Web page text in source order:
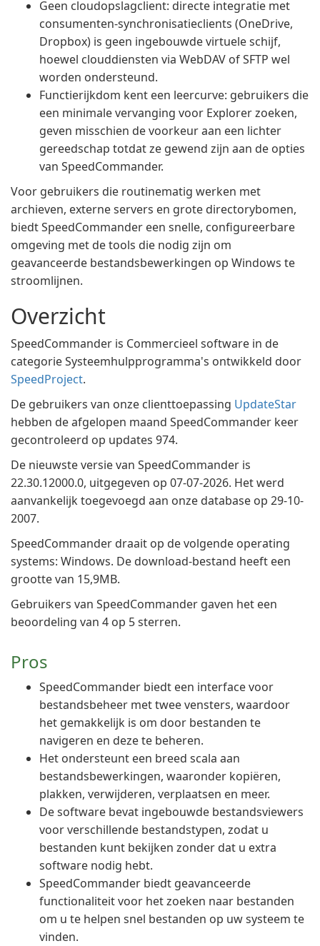
Geen cloudopslagclient: directe integratie met
consumenten-synchronisatieclients (OneDrive,
Dropbox) is geen ingebouwde virtuele schijf,
hoewel clouddiensten via WebDAV of SFTP wel
worden ondersteund.
Functierijkdom kent een leercurve: gebruikers die
een minimale vervanging voor Explorer zoeken,
geven misschien de voorkeur aan een lichter
gereedschap totdat ze gewend zijn aan de opties
van SpeedCommander.
Voor gebruikers die routinematig werken met
archieven, externe servers en grote directorybomen,
biedt SpeedCommander een snelle, configureerbare
omgeving met de tools die nodig zijn om
geavanceerde bestandsbewerkingen op Windows te
stroomlijnen.
Overzicht
SpeedCommander is Commercieel software in de
categorie Systeemhulpprogramma's ontwikkeld door
SpeedProject.
De gebruikers van onze clienttoepassing UpdateStar
hebben de afgelopen maand SpeedCommander keer
gecontroleerd op updates 974.
De nieuwste versie van SpeedCommander is
22.30.12000.0, uitgegeven op 07-07-2026. Het werd
aanvankelijk toegevoegd aan onze database op 29-10-
2007.
SpeedCommander draait op de volgende operating
systems: Windows. De download-bestand heeft een
grootte van 15,9MB.
Gebruikers van SpeedCommander gaven het een
beoordeling van 4 op 5 sterren.
Pros
SpeedCommander biedt een interface voor
bestandsbeheer met twee vensters, waardoor
het gemakkelijk is om door bestanden te
navigeren en deze te beheren.
Het ondersteunt een breed scala aan
bestandsbewerkingen, waaronder kopiëren,
plakken, verwijderen, verplaatsen en meer.
De software bevat ingebouwde bestandsviewers
voor verschillende bestandstypen, zodat u
bestanden kunt bekijken zonder dat u extra
software nodig hebt.
SpeedCommander biedt geavanceerde
functionaliteit voor het zoeken naar bestanden
om u te helpen snel bestanden op uw systeem te
vinden.